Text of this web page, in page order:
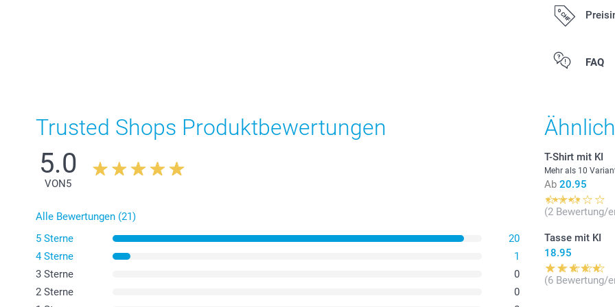
Alle Preise
FAQ
Bitte
im
Celsius.
Nutzen
Trusted Shops Produktbewertungen
5.0
VON 5
Alle Bewertungen (21)
5 Sterne
20
4 Sterne
1
3 Sterne
0
2 Sterne
0
T-Shirt mit KI
Mehr als 10
Ab 20.95
(2 Bewertung/
Tasse mit KI
18.95
(6 Bewertung/